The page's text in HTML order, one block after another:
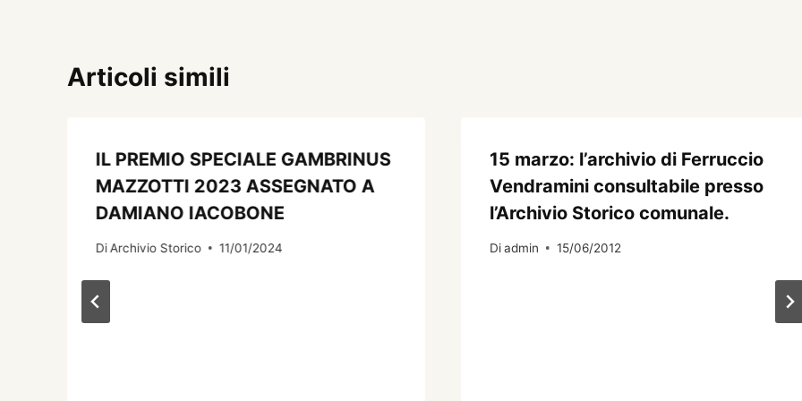
Articoli simili
IL PREMIO SPECIALE GAMBRINUS
MAZZOTTI 2023 ASSEGNATO A
DAMIANO IACOBONE
DiArchivio Storico 11/01/2024
15 marzo: l’archivio di Ferruccio
Vendramini consultabile presso
l’Archivio Storico comunale.
Di admin 15/06/2012